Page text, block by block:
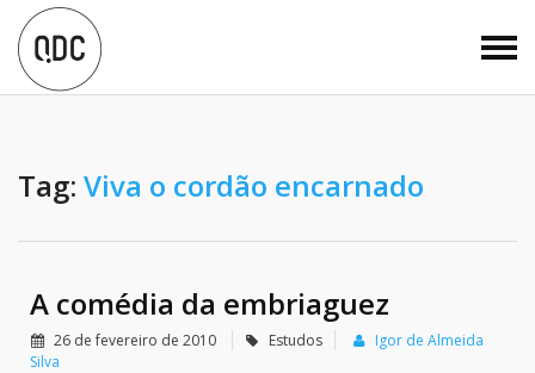
Tag: Viva o cordão encarnado
A comédia da embriaguez
26 de fevereiro de 2010 Estudos
Igor de Almeida
Silva